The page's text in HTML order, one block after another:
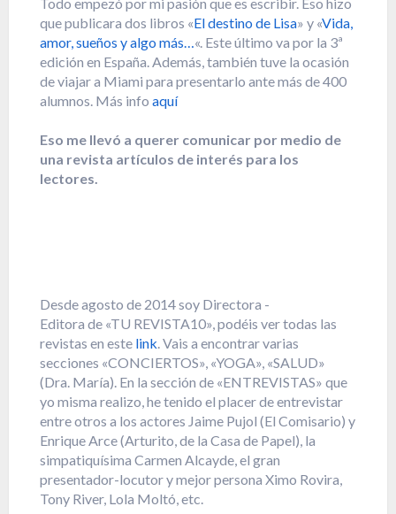
que publicara dos libros «El destino de Lisa» y «Vida,
amor, sueños y algo más…«. Este último va por la 3ª
edición en España. Además, también tuve la ocasión
de viajar a Miami para presentarlo ante más de 400
alumnos. Más info aquí
Eso me llevó a querer comunicar por medio de
una revista artículos de interés para los
lectores.
Desde agosto de 2014 soy Directora -
Editora de «TU REVISTA10», podéis ver todas las
revistas en este link. Vais a encontrar varias
secciones «CONCIERTOS», «YOGA», «SALUD»
(Dra. María). En la sección de «ENTREVISTAS» que
yo misma realizo, he tenido el placer de entrevistar
entre otros a los actores Jaime Pujol (El Comisario) y
Enrique Arce (Arturito, de la Casa de Papel), la
simpatiquísima Carmen Alcayde, el gran
presentador-locutor y mejor persona Ximo Rovira,
Tony River, Lola Moltó, etc.